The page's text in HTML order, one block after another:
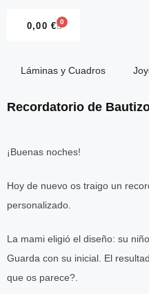
0,00 € 0
Láminas y Cuadros
Recordatorio de
¡Buenas noches!
Hoy de nuevo os traigo un
personalizado.
La mami eligió el diseño: su
Guarda con su inicial. El
que os parece?.